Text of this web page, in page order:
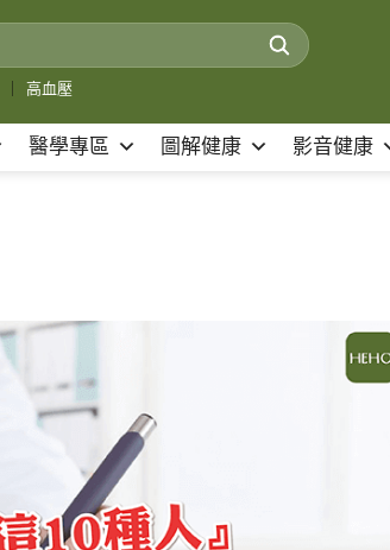
高血壓
醫學專區 圖解健康 影音健康